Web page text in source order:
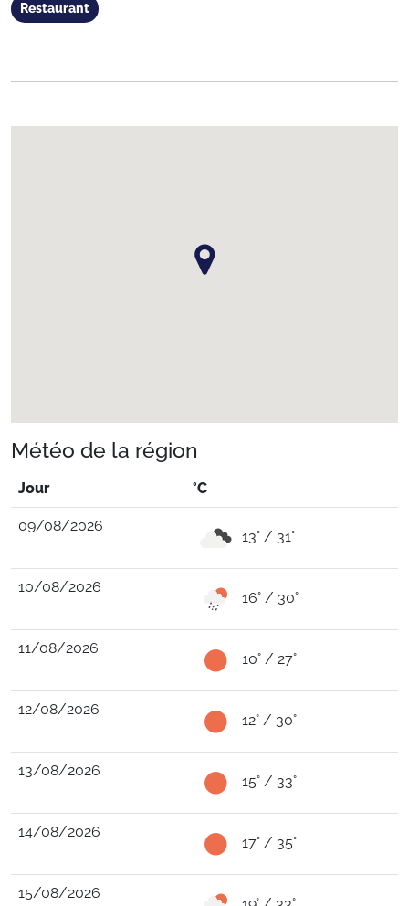
Restaurant
Météo de la région
Jour °C
09/08/2026
13° / 31°
10/08/2026
16° / 30°
11/08/2026
10° / 27°
12/08/2026
12° / 30°
13/08/2026
15° / 33°
14/08/2026
17° / 35°
15/08/2026